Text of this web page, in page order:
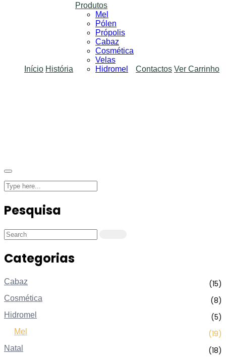
Início História
Produtos
Mel
Pólen
Própolis
Cabaz
Cosmética
Velas
Hidromel
Contactos Ver Carrinho
Pesquisa
Categorias
Cabaz (15)
Cosmética (8)
Hidromel (5)
Mel (19)
Natal (18)